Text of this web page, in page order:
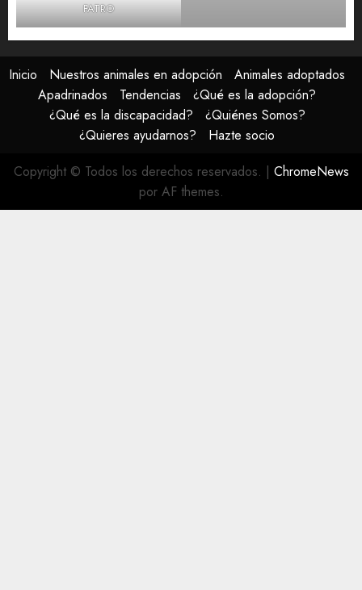
FATRO
Inicio Nuestros animales en adopción
Animales adoptados
Apadrinados
Tendencias
¿Qué es la adopción?
¿Qué es la discapacidad?
¿Quiénes Somos?
¿Quieres ayudarnos?
Hazte socio
Copyright © Todos los derechos reservados. | ChromeNews
por AF themes.